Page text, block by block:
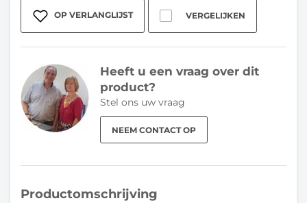
OP VERLANGLIJST VERGELIJKEN
Heeft u een vraag over dit
product?
Stel ons uw vraag
NEEM CONTACT OP
Productomschrijving